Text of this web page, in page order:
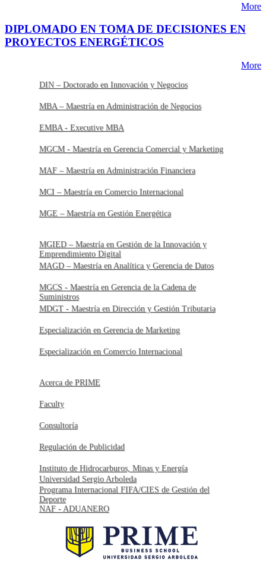
More
DIPLOMADO EN TOMA DE DECISIONES EN
PROYECTOS ENERGÉTICOS
More
DIN – Doctorado en Innovación y Negocios
MBA – Maestría en Administración de Negocios
EMBA - Executive MBA
MGCM - Maestría en Gerencia Comercial y Marketing
MAF – Maestría en Administración Financiera
MCI – Maestría en Comercio Internacional
MGE – Maestría en Gestión Energética
MGIED – Maestría en Gestión de la Innovación y
Emprendimiento Digital
MAGD – Maestría en Analítica y Gerencia de Datos
MGCS - Maestría en Gerencia de la Cadena de
Suministros
MDGT - Maestría en Dirección y Gestión Tributaria
Especialización en Gerencia de Marketing
Especialización en Comercio Internacional
Acerca de PRIME
Faculty
Consultoría
Regulación de Publicidad
Instituto de Hidrocarburos, Minas y Energía
Universidad Sergio Arboleda
Programa Internacional FIFA/CIES de Gestión del
Deporte
NAF - ADUANERO